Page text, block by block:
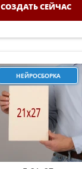
СОЗДАТЬ СЕЙЧАС
НЕЙРОСБОРКА